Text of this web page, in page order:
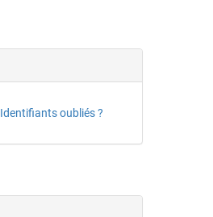
Identifiants oubliés ?